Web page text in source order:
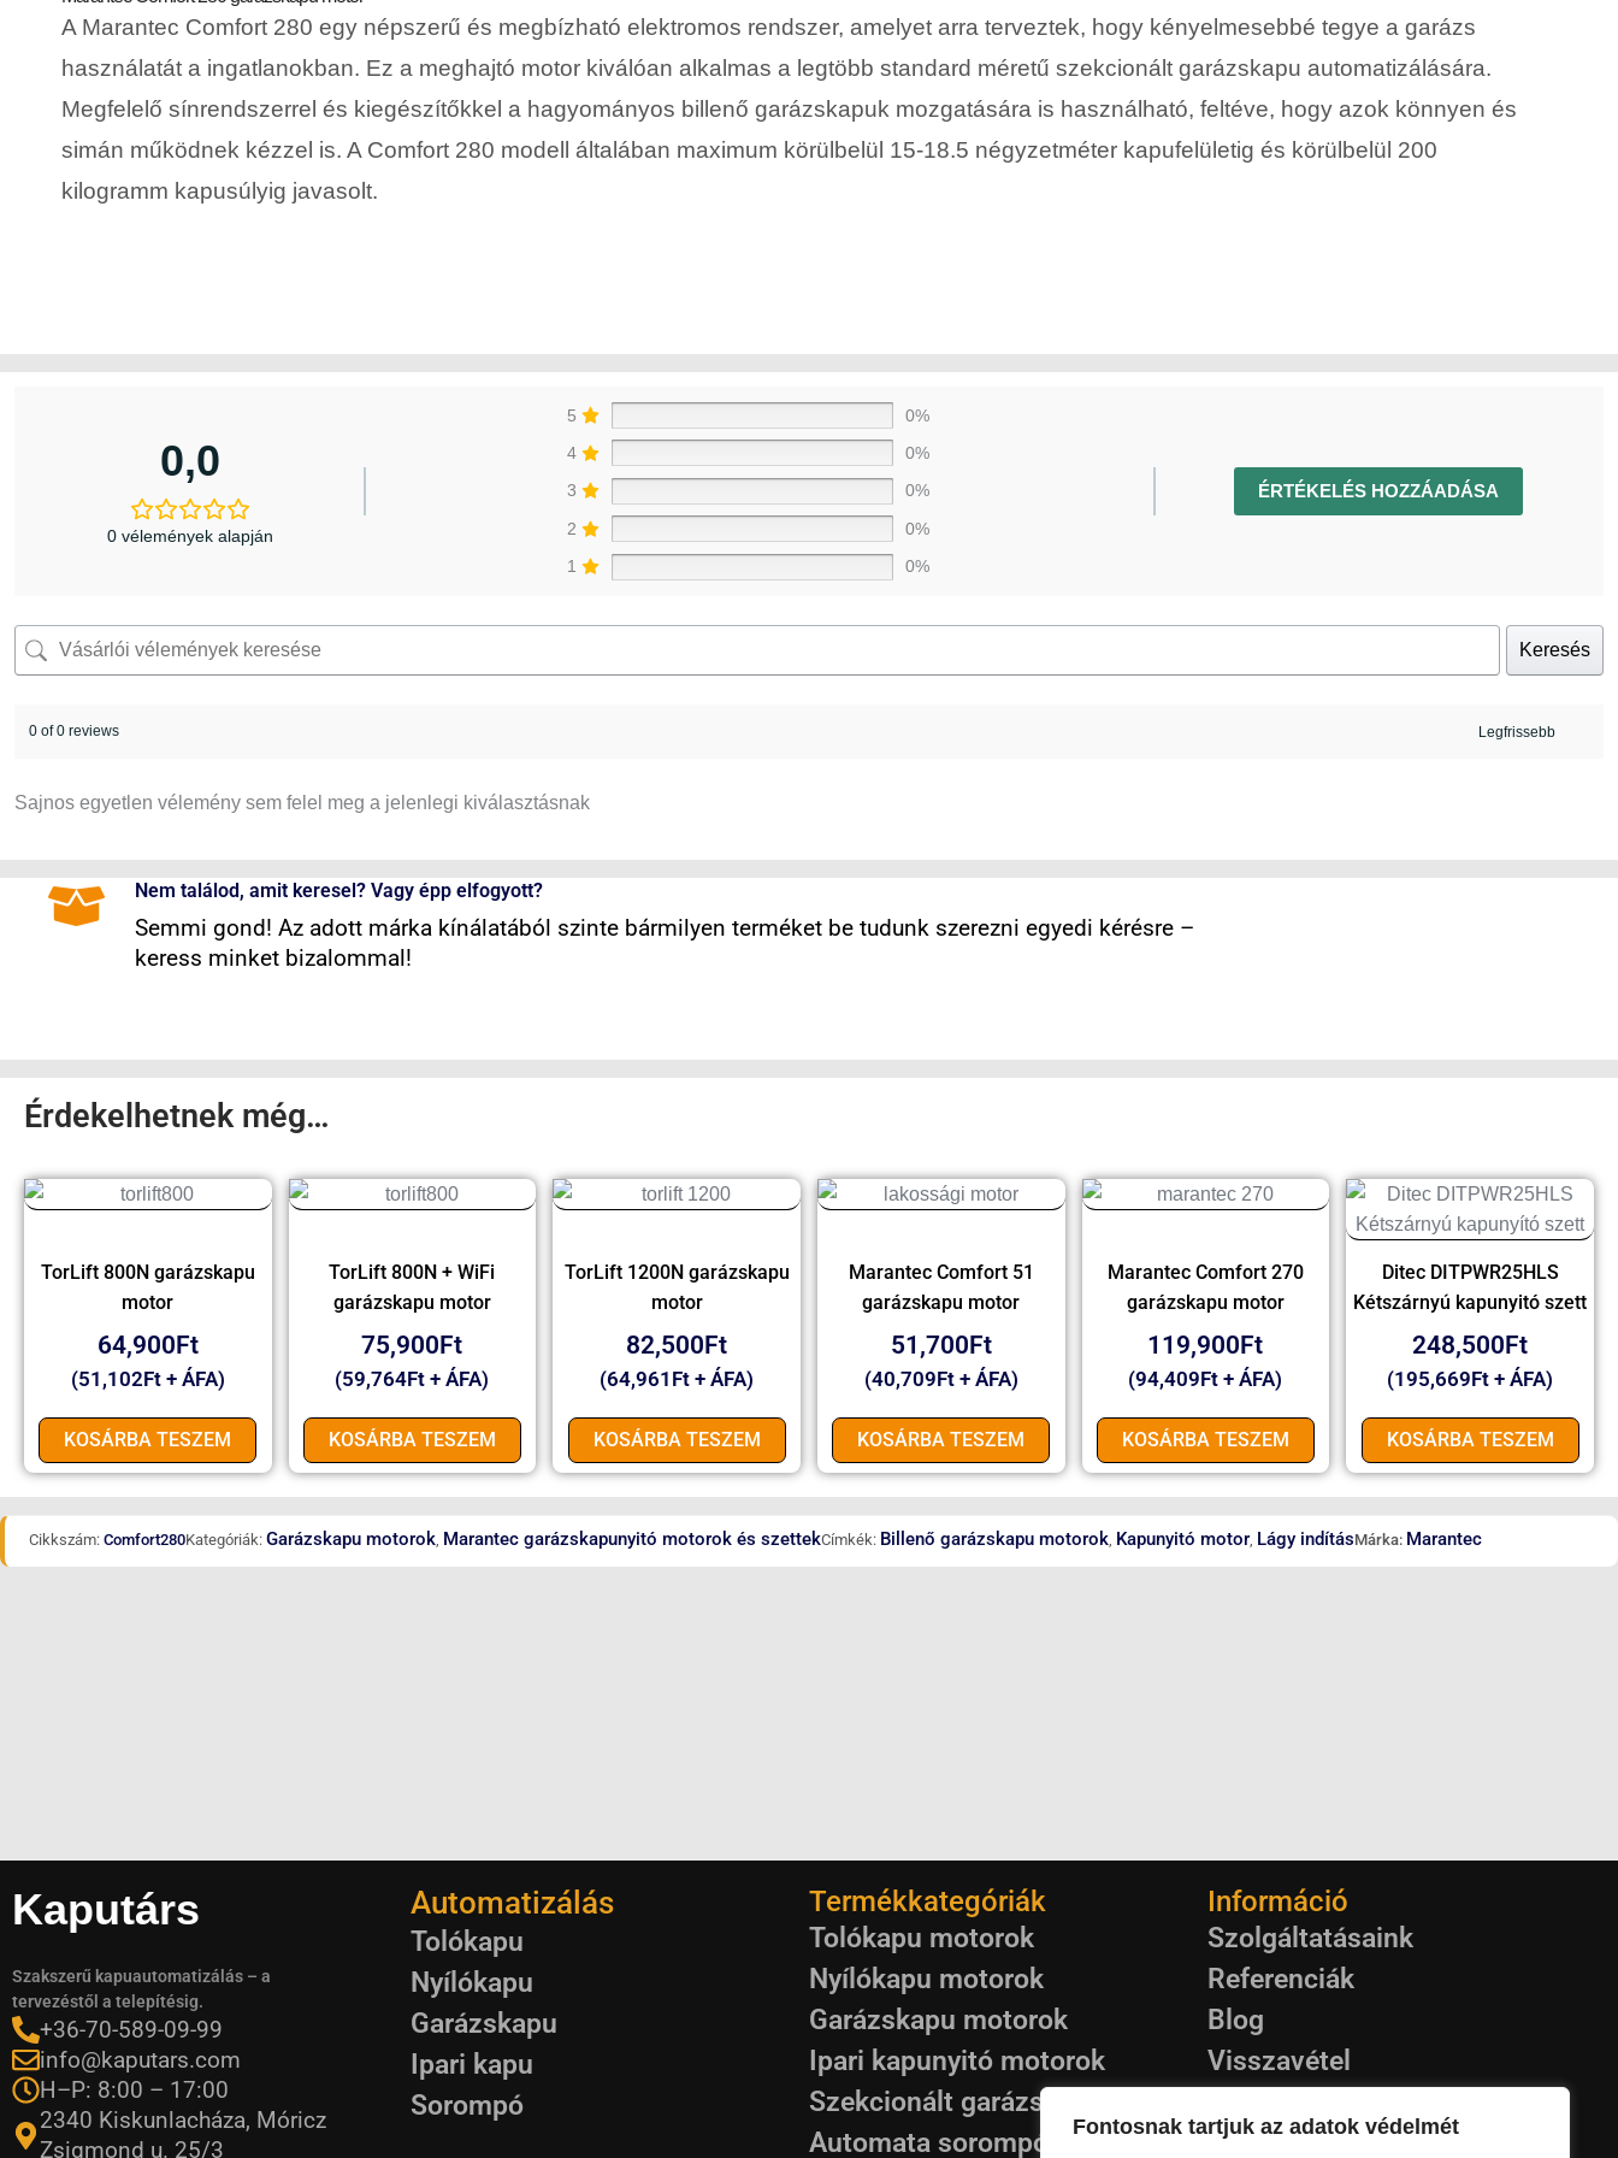
Fontosnak tartjuk az adatok védelmét
A Marantec Comfort 280 egy népszerű és megbízható elektromos rendszer, amelyet arra terveztek, hogy kényelmesebbé tegye a garázs
használatát a ingatlanokban. Ez a meghajtó motor kiválóan alkalmas a legtöbb standard méretű szekcionált garázskapu automatizálására.
Megfelelő sínrendszerrel és kiegészítőkkel a hagyományos billenő garázskapuk mozgatására is használható, feltéve, hogy azok könnyen és
simán működnek kézzel is. A Comfort 280 modell általában maximum körülbelül 15-18.5 négyzetméter kapufelületig és körülbelül 200
kilogramm kapusúlyig javasolt.
0,0
0 vélemények alapján
5
0%
4
0%
3
0%
2
0%
1
0%
ÉRTÉKELÉS HOZZÁADÁSA
Keresés
0 of 0 reviews
Sajnos egyetlen vélemény sem felel meg a jelenlegi kiválasztásnak
Nem találod, amit keresel? Vagy épp elfogyott?
Semmi gond! Az adott márka kínálatából szinte bármilyen terméket be tudunk szerezni egyedi kérésre –
keress minket bizalommal!
Érdekelhetnek még…
TorLift 800N garázskapu
motor
64,900Ft
(51,102Ft+ ÁFA)
KOSÁRBA TESZEM
TorLift 800N + WiFi
garázskapu motor
75,900Ft
(59,764Ft + ÁFA)
KOSÁRBA TESZEM
TorLift 1200N garázskapu
motor
82,500Ft
(64,961 Ft + ÁFA)
KOSÁRBA TESZEM
Marantec Comfort 51
garázskapu motor
51,700Ft
(40,709Ft+ ÁFA)
KOSÁRBA TESZEM
Marantec Comfort 270
garázskapu motor
119,900Ft
(94,409Ft + ÁFA)
KOSÁRBA TESZEM
Ditec DITPWR25HLS
Kétszárnyú kapunyitó szett
248,500Ft
(195,669Ft + ÁFA)
KOSÁRBA TESZEM
Cikkszám: Comfort280Kategóriák: Garázskapu motorok, Marantec garázskapunyitó motorok és szettekCímkék: Billenő garázskapu motorok, Kapunyitó motor, Lágy indításMárka: Marantec
Kaputárs
Szakszerű kapuautomatizálás – a
tervezéstől a telepítésig.
+36-70-589-09-99
info@kaputars.com
H–P: 8:00 – 17:00
2340 Kiskunlacháza, Móricz
Zsigmond u. 25/3
Automatizálás
Tolókapu
Nyílókapu
Garázskapu
Ipari kapu
Sorompó
Termékkategóriák
Tolókapu motorok
Nyílókapu motorok
Garázskapu motorok
Ipari kapunyitó motorok
Szekcionált garázskapuk
Automata sorompók
Információ
Szolgáltatásaink
Referenciák
Blog
Visszavétel
Kapcsolat